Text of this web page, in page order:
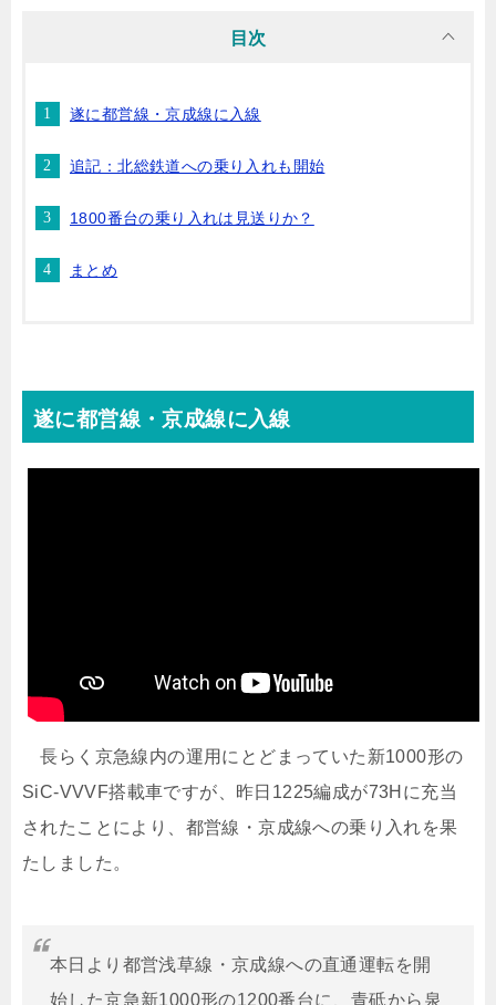
目次
遂に都営線・京成線に入線
追記：北総鉄道への乗り入れも開始
1800番台の乗り入れは見送りか？
まとめ
遂に都営線・京成線に入線
長らく京急線内の運用にとどまっていた新1000形の
SiC-VVVF搭載車ですが、昨日1225編成が73Hに充当
されたことにより、都営線・京成線への乗り入れを果
たしました。
本日より都営浅草線・京成線への直通運転を開
始した京急新1000形の1200番台に、青砥から泉